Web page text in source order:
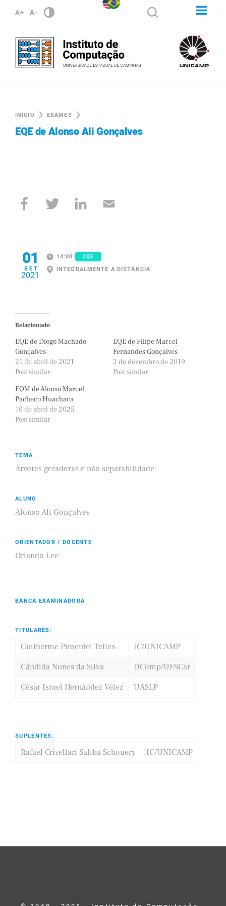
A+ A-
INÍCIO EXAMES
EQE de Alonso Ali Gonçalves
01
SET
2021
14:00 EQE
INTEGRALMENTE A DISTÂNCIA
Relacionado
EQE de Diogo Machado
Gonçalves
21 de abril de 2021
Post similar
EQE de Filipe Marcel
Fernandes Gonçalves
3 de dezembro de 2019
Post similar
EQM de Alonso Marcel
Pacheco Huachaca
10 de abril de 2025
Post similar
TEMA
Árvores geradoras e não separabilidade
ALUNO
Alonso Ali Gonçalves
ORIENTADOR / DOCENTE
Orlando Lee
BANCA EXAMINADORA
TITULARES:
Guilherme Pimentel Telles
IC/UNICAMP
Cândida Nunes da Silva
DComp/UFSCar
César Israel Hernández Vélez
UASLP
SUPLENTES:
Rafael Crivellari Saliba Schouery IC/UNICAMP